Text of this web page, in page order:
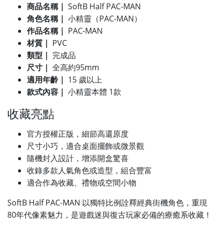
商品名稱｜ SoftB Half PAC-MAN
角色名稱｜ 小精靈（PAC-MAN）
作品名稱｜ PAC-MAN
材質｜ PVC
類型｜ 完成品
尺寸｜ 全高約95mm
適用年齡｜ 15 歲以上
款式內容｜ 小精靈本體 1款
收藏亮點
官方授權正版，細節高還原度
尺寸小巧，適合桌面擺飾或微景觀
隨機封入設計，增添開盒驚喜
收錄多款人氣角色或造型，組合豐富
適合作為收藏、禮物或空間小物
SoftB Half PAC-MAN 以獨特比例詮釋經典街機角色，重現
80年代像素魅力，是遊戲迷與復古玩家必備的療癒系收藏！